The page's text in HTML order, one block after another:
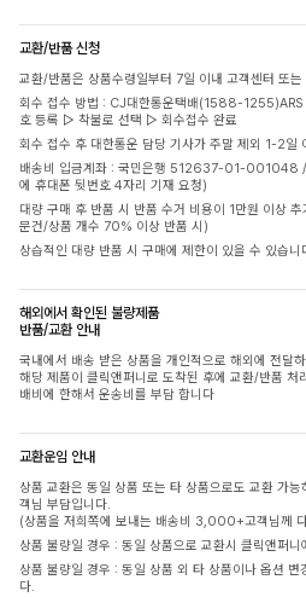
교환/반품 신청
교환/반품은 상품수령일부터 7일 이내 고객센터 또
회수 접수 방법 : CJ대한통운택배(1588-
호 등록 ▷ 착불로 선택 ▷ 회수접수 완료
회수 접수 후 대한통운 담당 기사가 주말 제외 1-2일
배송비 입금계좌 : 국민은행 512637-01-001048 /
에 휴대폰 뒷번호 4자리 기재 요청)
대량 구매 후 반품 시 반품 수거 비용이 1만원 이상
문건/상품 개수 70% 이상 반품 시)
상습적인 대량 반품 시 구매에 제한이 있을 수 있습니
해외에서 확인된 불량제품
반품/교환 안내
국내에서 배송 받은 상품을 개인적으로 해외에 전달
해당 제품이 클릭앤퍼니로 도착된 후에 교환/반품 처
배비에 한해서 운송비를 부담 합니다
교환운임 안내
상품 교환은 동일 상품 또는 타 상품으로도 교환 가
객님 부담입니다.
(상품을 저희쪽에 보내는 배송비 3,000+고객님께
상품 불량일 경우 : 동일 상품으로 교환시 클릭앤퍼
상품 불량일 경우 : 동일 상품 외 타 상품이나 옵션
다.